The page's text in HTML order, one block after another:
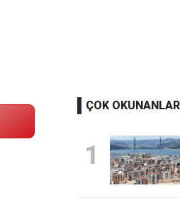
ÇOK OKUNANLAR
1